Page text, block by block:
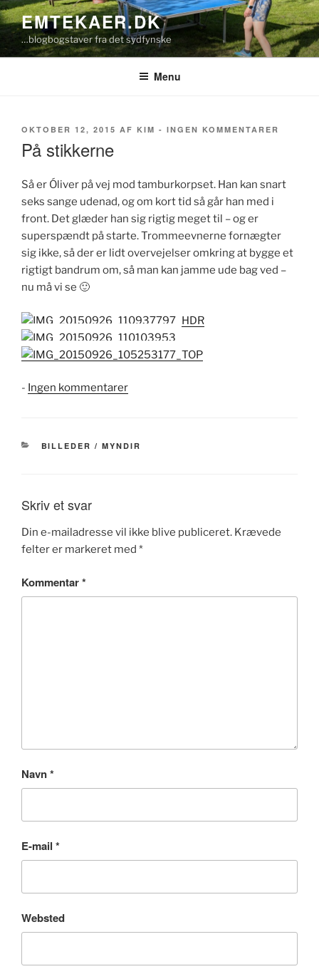
Videre
til
indhold
EMTEKAER.DK
…blogbogstaver fra det sydfynske
Menu
UDGIVET
OKTOBER 12, 2015 AF KIM - INGEN KOMMENTARER
På stikkerne
Så er Óliver på vej mod tamburkorpset. Han kan snart
seks sange udenad, og om kort tid så går han med i
front. Det glæder han sig rigtig meget til – og er
superspændt på starte. Trommeevnerne fornægter
sig ikke, så der er lidt overvejelser omkring at bygge et
rigtigt bandrum om, så man kan jamme ude bag ved –
nu må vi se 🙂
- Ingen kommentarertil
KATEGORIER
BILLEDER / MYNDIR
Skriv et svar
Din e-mailadresse vil ikke blive publiceret. Krævede
felter er markeret med *
Kommentar*
Navn*
E-mail *
Websted